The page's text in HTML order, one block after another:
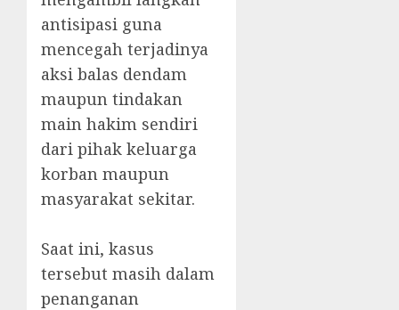
antisipasi guna
mencegah terjadinya
aksi balas dendam
maupun tindakan
main hakim sendiri
dari pihak keluarga
korban maupun
masyarakat sekitar.
‎Saat ini, kasus
tersebut masih dalam
penanganan